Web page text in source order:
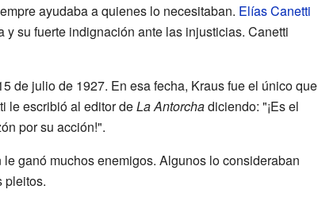
ayudaba a quienes lo necesitaban. Elías Canetti
su fuerte indignación ante las injusticias. Canetti
de julio de 1927. En esa fecha, Kraus fue el único que
le escribió al editor deLa Antorchadiciendo: "¡Es el
por su acción!".
ganó muchos enemigos. Algunos lo consideraban
pleitos.